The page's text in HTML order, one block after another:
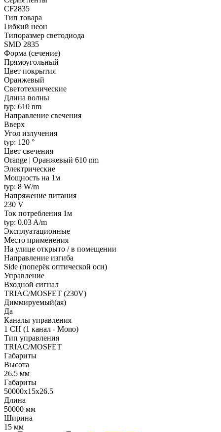
CF2835
Тип товара
Гибкий неон
Типоразмер светодиода
SMD 2835
Форма (сечение)
Прямоугольный
Цвет покрытия
Оранжевый
Светотехнические
Длина волны
typ: 610 nm
Направление свечения
Вверх
Угол излучения
typ: 120 °
Цвет свечения
Orange | Оранжевый 610 nm
Электрические
Мощность на 1м
typ: 8 W/m
Напряжение питания
230 V
Ток потребления 1м
typ: 0.03 A/m
Эксплуатационные
Место применения
На улице открыто / в помещении
Направление изгиба
Side (поперёк оптической оси)
Управление
Входной сигнал
TRIAC/MOSFET (230V)
Диммируемый(ая)
Да
Каналы управления
1 CH (1 канал - Mono)
Тип управления
TRIAC/MOSFET
Габариты
Высота
26.5 мм
Габариты
50000x15x26.5
Длина
50000 мм
Ширина
15 мм